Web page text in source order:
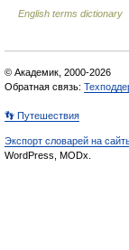
English terms dictionary
© Академик, 2000-2026
Обратная связь:
👣 Путешествия
Экспорт словарей на
WordPress, MODx.